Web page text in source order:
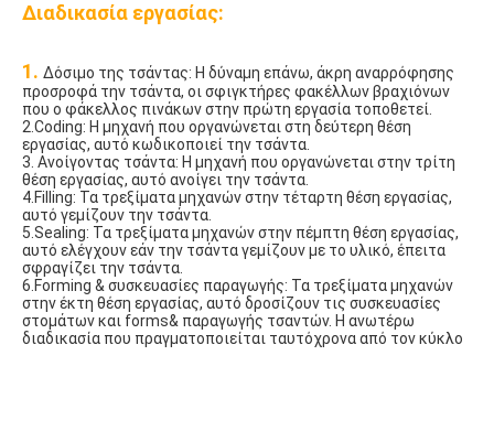
Διαδικασία εργασίας:
1. Δόσιμο της τσάντας: Η δύναμη επάνω, άκρη αναρρόφησης
προσροφά την τσάντα, οι σφιγκτήρες φακέλλων βραχιόνων
που ο φάκελλος πινάκων στην πρώτη εργασία τοποθετεί.
2.Coding: Η μηχανή που οργανώνεται στη δεύτερη θέση
εργασίας, αυτό κωδικοποιεί την τσάντα.
3. Ανοίγοντας τσάντα: Η μηχανή που οργανώνεται στην τρίτη
θέση εργασίας, αυτό ανοίγει την τσάντα.
4.Filling: Τα τρεξίματα μηχανών στην τέταρτη θέση εργασίας,
αυτό γεμίζουν την τσάντα.
5.Sealing: Τα τρεξίματα μηχανών στην πέμπτη θέση εργασίας,
αυτό ελέγχουν εάν την τσάντα γεμίζουν με το υλικό, έπειτα
σφραγίζει την τσάντα.
6.Forming & συσκευασίες παραγωγής: Τα τρεξίματα μηχανών
στην έκτη θέση εργασίας, αυτό δροσίζουν τις συσκευασίες
στομάτων και forms& παραγωγής τσαντών. Η ανωτέρω
διαδικασία που πραγματοποιείται ταυτόχρονα από τον κύκλο